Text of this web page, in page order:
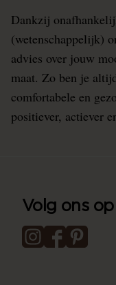
Dankzij
(wetenschappelijk)
advies over jouw
maat. Zo ben je
comfortabele en
positiever, actiever
Volg ons op